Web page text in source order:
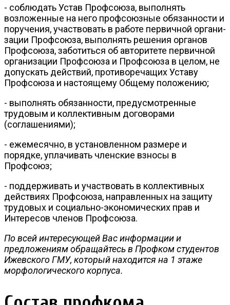
- соблюдать Устав Профсоюза, выполнять
возложенные на него проф­союзные обязанности и
поручения, участвовать в работе первичной органи­
зации Профсоюза, выполнять решения органов
Профсоюза, заботиться об авторитете первичной
организации Профсоюза и Профсоюза в целом, не
допускать действий, противоречащих Уставу
Профсоюза и настояще­му Общему положению;
- выполнять обязанности, предусмотренные
трудовым и коллектив­ным договорами
(соглашениями);
- ежемесячно, в установленном размере и
порядке, уплачивать член­ские взносы в
Профсоюз;
- поддерживать и участвовать в коллективных
действиях Профсоюза, направленных на защиту
трудовых и социально-экономических прав и
Интересов членов Профсоюза.
По всей интересующей Вас информации и
предложениям обращайтесь в Профком студентов
Ижевского ГМУ, который находится на 1 этаже
морфологического корпуса.